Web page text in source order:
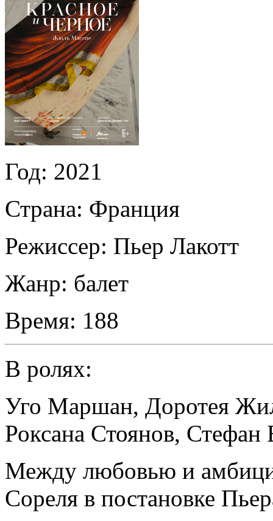
Год: 2021
Страна: Франция
Режиссер: Пьер Лакотт
Жанр: балет
Время: 188
В ролях:
Уго Маршан, Доротея
Роксана Стоянов, Стефан
Между любовью и
Сореля в постановке